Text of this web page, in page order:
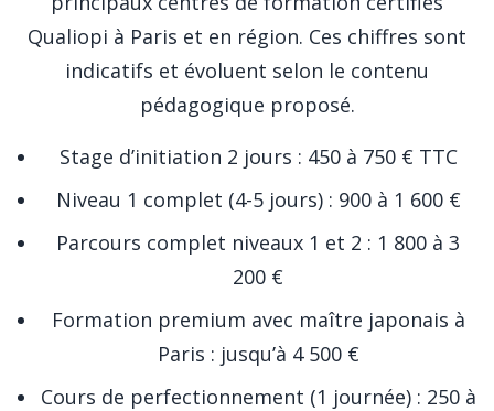
Qualiopi à Paris et en région. Ces chiffres sont
indicatifs et évoluent selon le contenu
pédagogique proposé.
Stage d’initiation 2 jours : 450 à 750 € TTC
Niveau 1 complet (4-5 jours) : 900 à 1 600 €
Parcours complet niveaux 1 et 2 : 1 800 à 3
200 €
Formation premium avec maître japonais à
Paris : jusqu’à 4 500 €
Cours de perfectionnement (1 journée) : 250 à